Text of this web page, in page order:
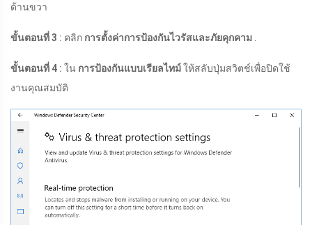
ด้านขวา
ขั้นตอนที่ 3 : คลิก การตั้งค่าการป้องกันไวรัสและภัยคุกคาม .
ขั้นตอนที่ 4 : ใน การป้องกันแบบเรียลไทม์ให้สลับปุ่มสวิตช์เพื่อปิดใช้
งานคุณสมบัติ